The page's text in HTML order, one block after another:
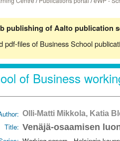
publishing of Aalto publication
pdf-files of Business School
of Business
Olli-Matti Mikkola, Katia
Title: Venäjä-osaamisen